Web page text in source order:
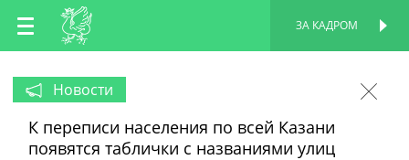
RU
EN
ЗА КАДРОМ
Новости
К переписи населения по всей Казани
появятся таблички с названиями улиц
ПЕРСОНАЛЬНАЯ